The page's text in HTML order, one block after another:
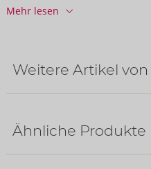
nächste Lieferung:
Mehr lesen
Weitere Artikel von
Ähnliche Produkte